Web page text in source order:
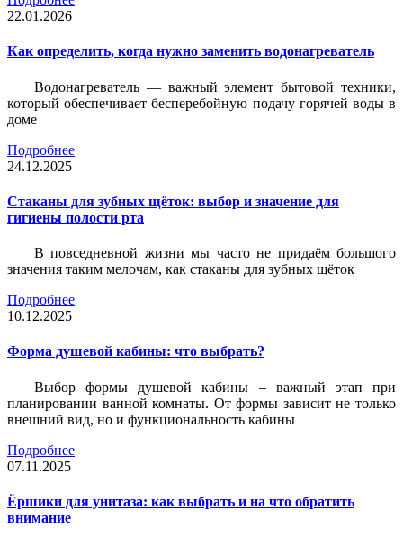
22.01.2026
Как определить, когда нужно заменить водонагреватель
Водонагреватель — важный элемент бытовой техники,
который обеспечивает бесперебойную подачу горячей воды в
доме
Подробнее
24.12.2025
Стаканы для зубных щёток: выбор и значение для
гигиены полости рта
В повседневной жизни мы часто не придаём большого
значения таким мелочам, как стаканы для зубных щёток
Подробнее
10.12.2025
Форма душевой кабины: что выбрать?
Выбор формы душевой кабины – важный этап при
планировании ванной комнаты. От формы зависит не только
внешний вид, но и функциональность кабины
Подробнее
07.11.2025
Ёршики для унитаза: как выбрать и на что обратить
внимание